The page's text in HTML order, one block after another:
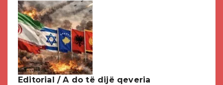
Editorial / A do të dijë qeveria